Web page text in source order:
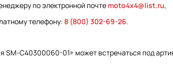
по электронной почте moto4x4@list.ru,
телефону: 8 (800) 302-69-26.
SM-С40300060-01» может встречаться под